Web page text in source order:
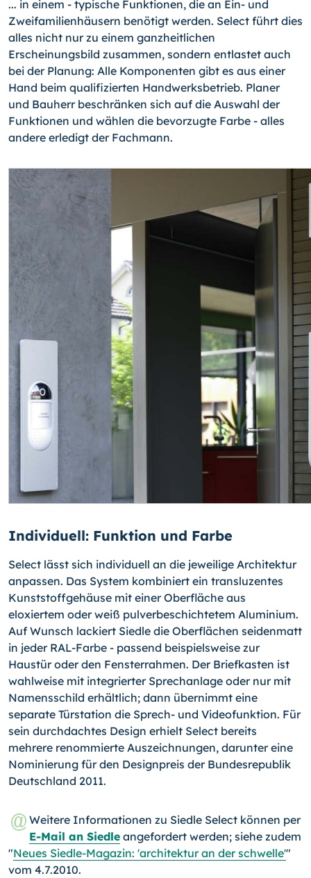
... in einem - typische Funktionen, die an Ein- und
Zweifamilienhäusern benötigt werden. Select führt dies
alles nicht nur zu einem ganzheitlichen
Erscheinungsbild zusammen, sondern entlastet auch
bei der Planung: Alle Komponenten gibt es aus einer
Hand beim qualifizierten Handwerksbetrieb. Planer
und Bauherr beschränken sich auf die Auswahl der
Funktionen und wählen die bevorzugte Farbe - alles
andere erledigt der Fachmann.
Individuell: Funktion und Farbe
Select lässt sich individuell an die jeweilige Architektur
anpassen. Das System kombiniert ein transluzentes
Kunststoffgehäuse mit einer Oberfläche aus
eloxiertem oder weiß pulverbeschichtetem Aluminium.
Auf Wunsch lackiert Siedle die Oberflächen seidenmatt
in jeder RAL-Farbe - passend beispielsweise zur
Haustür oder den Fensterrahmen. Der Briefkasten ist
wahlweise mit integrierter Sprechanlage oder nur mit
Namensschild erhältlich; dann übernimmt eine
separate Türstation die Sprech- und Videofunktion. Für
sein durchdachtes Design erhielt Select bereits
mehrere renommierte Auszeichnungen, darunter eine
Nominierung für den Designpreis der Bundesrepublik
Deutschland 2011.
Weitere Informationen zu Siedle Select können per
E-Mail an Siedle angefordert werden; siehe zudem
"Neues Siedle-Magazin: 'architektur an der schwelle'"
vom 4.7.2010.